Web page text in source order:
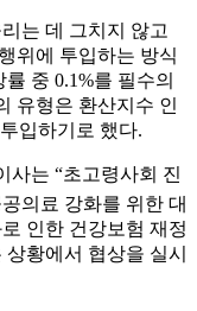
는 데 그치지 않고
위에 투입하는 방식
중 0.1%를 필수의
유형은 환산지수 인
입하기로 했다.
사는 “초고령사회 진
의료 강화를 위한 대
인한 건강보험 재정
황에서 협상을 실시